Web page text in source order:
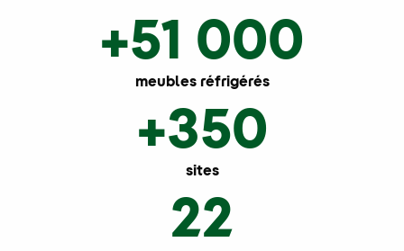
+51 000
meubles réfrigérés
+350
sites
22